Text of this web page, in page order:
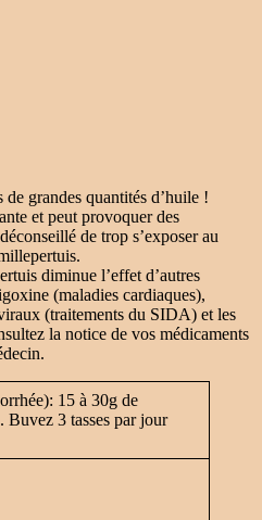
grandes quantités d’huile !
et peut provoquer des
de trop s’exposer au
diminue l’effet d’autres
(maladies cardiaques),
(traitements du SIDA) et les
la notice de vos médicaments
15 à 30g de
Buvez 3 tasses par jour